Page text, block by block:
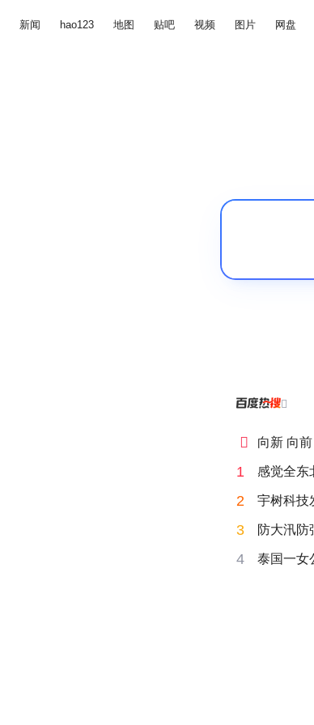
新闻 hao123 地图 贴吧 视频 图片 网盘

 向新 向前
1 感觉全东
2 宇树科技
3 防大汛防
4 泰国一女